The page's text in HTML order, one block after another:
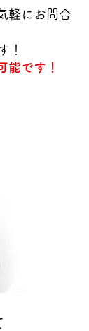
軽にお問合
！
能です！